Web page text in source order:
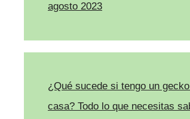
agosto 2023
¿Qué sucede si tengo un
casa? Todo lo que necesitas